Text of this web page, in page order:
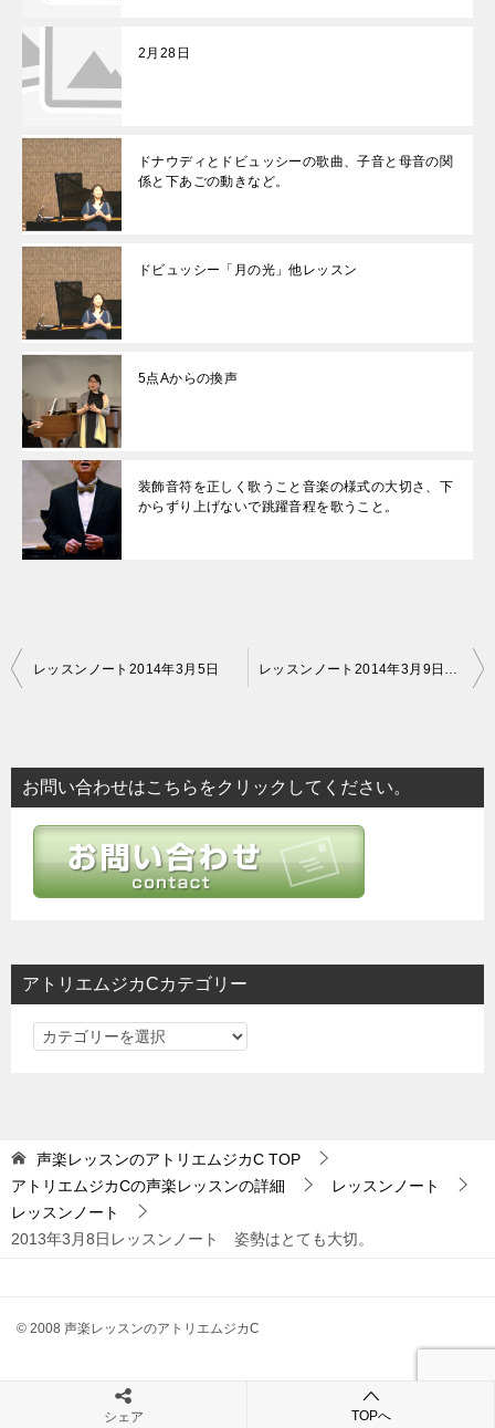
2月28日
ドナウディとドビュッシーの歌曲、子音と母音の関
係と下あごの動きなど。
ドビュッシー「月の光」他レッスン
5点Aからの換声
装飾音符を正しく歌うこと音楽の様式の大切さ、下
からずり上げないで跳躍音程を歌うこと。
投
ビ
ゲ
レッスンノート2014年3月5日 レッスンノート2014年3月9日やはり無駄に息を使わないこと
お問い合わせはこちらをクリックしてください。
アトリエムジカCカテゴリー
ア
ジ
リ
声楽レッスンのアトリエムジカC TOP
アトリエムジカCの声楽レッスンの詳細
レッスンノート
レッスンノート
2013年3月8日レッスンノート 姿勢はとても大切。
© 2008 声楽レッスンのアトリエムジカC
シェア TOPへ